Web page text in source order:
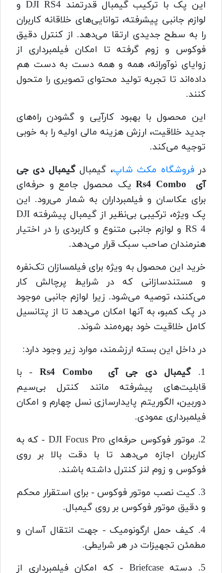
این پک با ترکیب گیمبال قدرتمند DJI RS4 و
لوازم جانبی پیشرفته، توانایی‌های خلاقانه کاربران
را به سطح جدیدی ارتقا می‌دهد. از کنترل دقیق
فوکوس و زوم گرفته تا امکان فیلمبرداری از
زوایای نوآورانه، همه و همه دست به دست هم
داده‌اند تا تجربه تولید محتوای تصویری را متحول
کنند.
این محصول با بهبود کارآیی و گشودن راه‌های
جدید خلاقیت، ارزش هزینه‌ مالی اولیه را به خوبی
توجیه می‌کند.
درفروشگاه مکث شاپ، گیمبالگیمبال دی جی
آی Rs4 Combo
یک محصول جامع و حرفه‌ای
برای عکاسان و فیلمبرداران به شمار می‌رود. این
پک ویژه، ترکیبی بی‌نظیر از گیمبال پیشرفته DJI
RS 4 و لوازم جانبی متنوع و کاربردی را در اختیار
هنرمندان صاحب سبک قرار می‌دهد.
خرید این محصول به ویژه برای فیلمسازان تک‌نفره
و مستندسازانی که در شرایط پرچالش کار
می‌کنند، توصیه می‌شود. زیرا لوازم جانبی موجود
در پک کمبو، به آنها امکان می‌دهد تا از پتانسیل
کامل خلاقیت خود بهره‌مند شوند.
در داخل این بسته ارزشمند، موارد زیر وجود دارد:
1.
گیمبال دی جی آی Rs4 Combo
- با
قابلیت‌های پیشرفته مانند کنترل بی‌سیم
دوربین، الگوریتم پایدارسازی نسل چهارم و امکان
فیلمبرداری عمودی.
2. موتور فوکوس حرفه‌ای DJI Focus Pro - که به
کاربران اجازه می‌دهد تا با دقت بالا بر روی
فوکوس و زوم لنز کنترل داشته باشند.
3. کیت نصب موتور فوکوس - برای استقرار محکم
و دقیق موتور فوکوس بر روی گیمبال.
4. کیف حمل ارگونومیک - جهت انتقال آسان و
مطمئن تجهیزات در هر شرایطی.
5. دسته Briefcase - که امکان فیلمبرداری از